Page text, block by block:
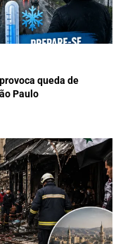
queda de
Paulo